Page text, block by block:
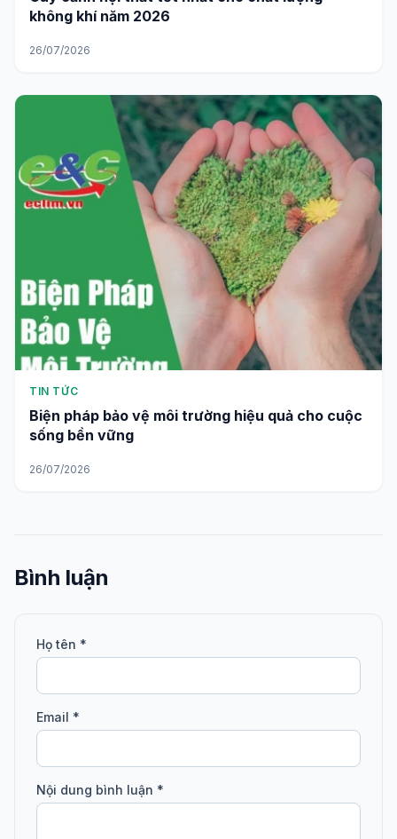
không khí năm 2026
26/07/2026
TIN TỨC
Biện pháp bảo vệ môi trường hiệu quả cho cuộc
sống bền vững
26/07/2026
Bình luận
Họ tên *
Email *
Nội dung bình luận *